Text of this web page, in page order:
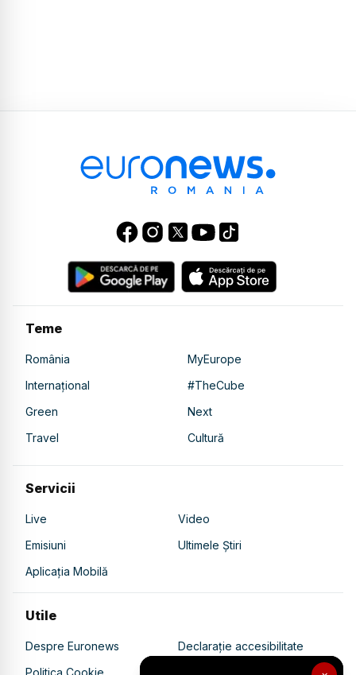
Teme
România
MyEurope
Internațional
#TheCube
Green
Next
Travel
Cultură
Servicii
Live
Video
Emisiuni
Ultimele Știri
Aplicația Mobilă
Utile
Despre Euronews
Declarație accesibilitate